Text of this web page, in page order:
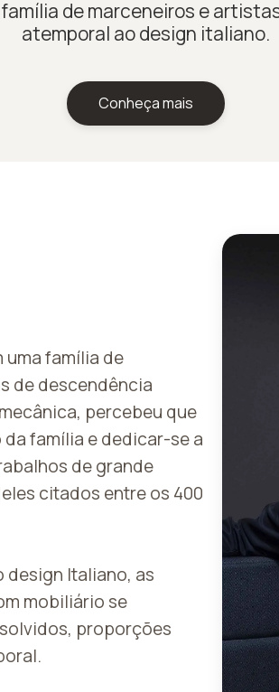
de marceneiros e
atemporal ao design italiano.
Conheça mais
uma família de
de descendência
percebeu que
família e dedicar-se a
de grande
citados entre os 400
design Italiano, as
mobiliário se
proporções